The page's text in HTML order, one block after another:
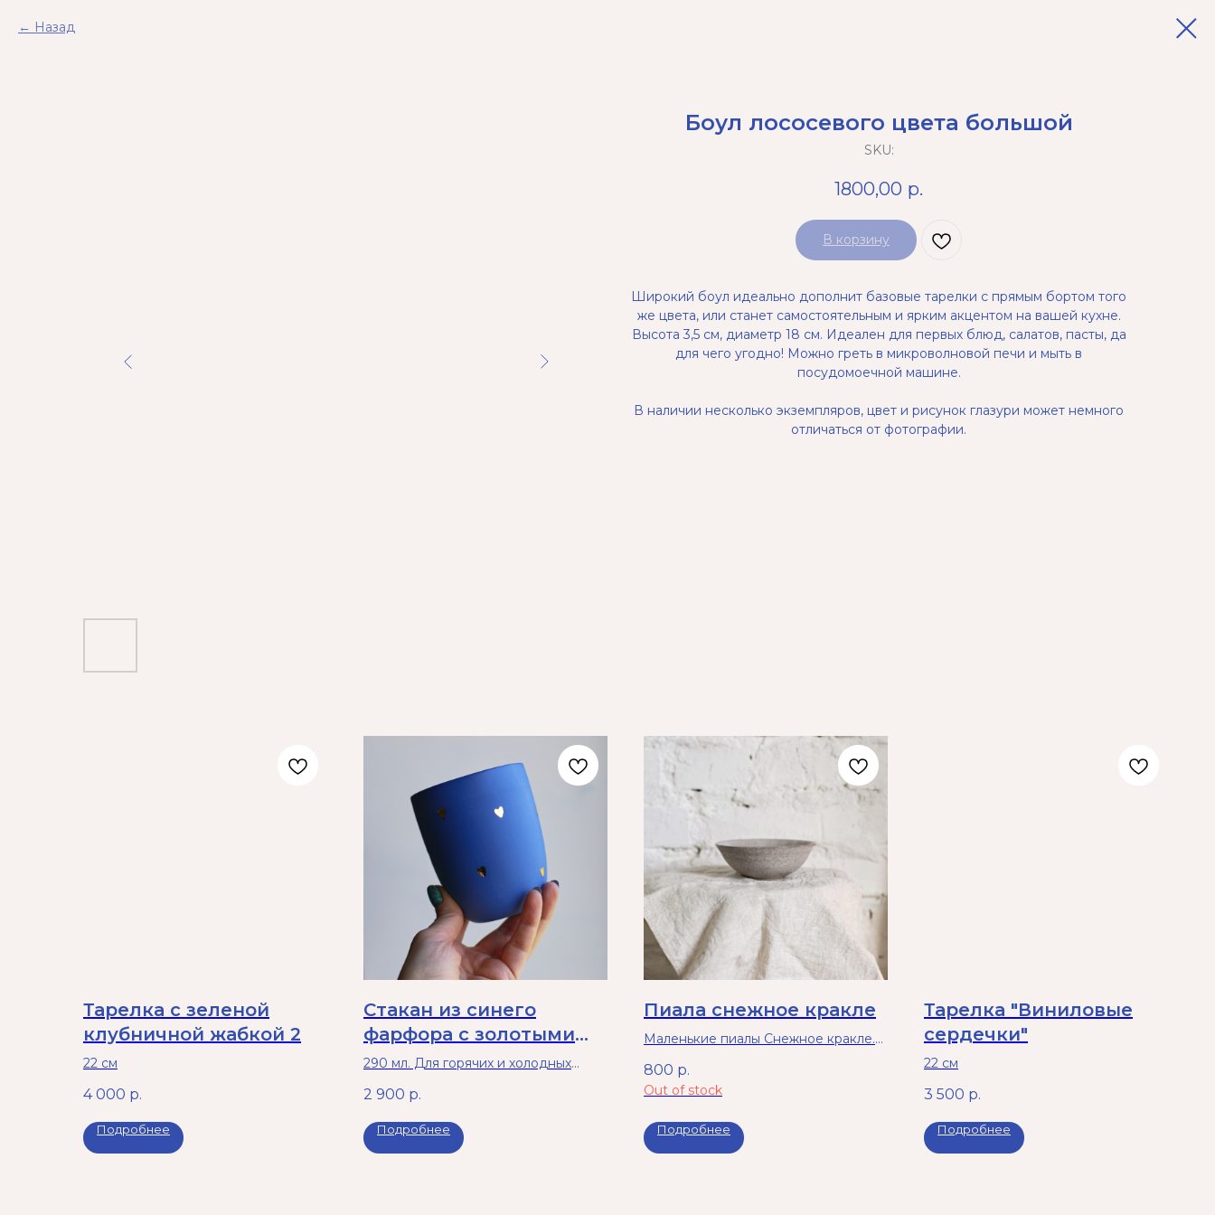
Назад
Боул лососевого цвета большой
SKU:
1800,00 р.
В корзину
Широкий боул идеально дополнит базовые тарелки с прямым бортом того
же цвета, или станет самостоятельным и ярким акцентом на вашей кухне.
Высота 3,5 см, диаметр 18 см. Идеален для первых блюд, салатов, пасты, да
для чего угодно! Можно греть в микроволновой печи и мыть в
посудомоечной машине.
В наличии несколько экземпляров, цвет и рисунок глазури может немного
отличаться от фотографии.
Тарелка с зеленой
клубничной жабкой 2
22 см
4 000 р.
Подробнее
Стакан из синего
фарфора с золотыми
сердечками
290 мл. Для горячих и холодных
использования в микроволновой
печи.
2 900 р.
Подробнее
Пиала снежное кракле
Маленькие пиалы Снежное кракле.
800 р.
Out of stock
Подробнее
Тарелка "Виниловые
сердечки"
22 см
3 500 р.
Подробнее